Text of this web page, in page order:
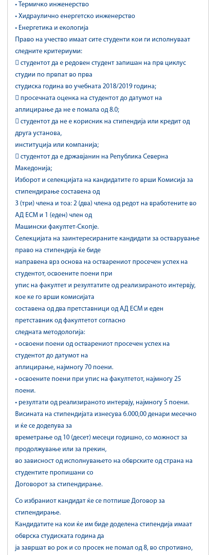
• Термичко инженерство
• Хидраулично енергетско инженерство
• Енергетика и екологија
Право на учество имаат сите студенти кои ги исполнуваат
следните критериуми:
 студентот да е редовен студент запишан на прв циклус
студии по првпат во прва
студиска година во учебната 2018/2019 година;
 просечната оценка на студентот до датумот на
аплицирање да не е помала од 8.0;
 студентот да не е корисник на стипендија или кредит од
друга установа,
институција или компанија;
 студентот да е државјанин на Република Северна
Македонија;
Изборот и селекцијата на кандидатите го врши Комисија за
стипендирање составена од
3 (три) члена и тоа: 2 (два) члена од редот на вработените во
АД ЕСМ и 1 (еден) член од
Машински факултет-Скопје.
Селекцијата на заинтересираните кандидати за остварување
право на стипендија ќе биде
направена врз основа на остварениот просечен успех на
студентот, освоените поени при
упис на факултет и резултатите од реализираното интервју,
кое ке го врши комисијата
составена од два претставници од АД ЕСМ и еден
претставник од факултетот согласно
следната методологија:
• освоени поени од остварениот просечен успех на
студентот до датумот на
аплицирање, најмногу 70 поени.
• освоените поени при упис на факултетот, најмногу 25
поени.
• резултати од реализираното интервју, најмногу 5 поени.
Висината на стипендијата изнесува 6.000,00 денари месечно
и ќе се доделува за
времетрање од 10 (десет) месеци годишно, со можност за
продолжување или за прекин,
во зависност од исполнувањето на обврските од страна на
студентите пропишани со
Договорот за стипендирање.
Со избраниот кандидат ќе се потпише Договор за
стипендирање.
Кандидатите на кои ќе им биде доделена стипендија имаат
обврска студиската година да
ја завршат во рок и со просек не помал од 8, во спротивно,